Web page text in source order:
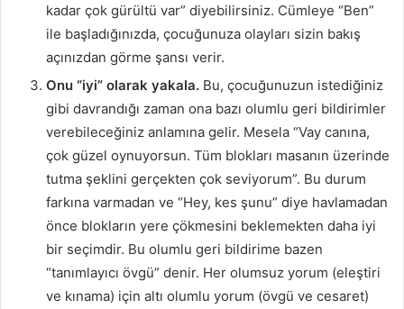
kadar çok gürültü var” diyebilirsiniz. Cümleye “Ben”
ile başladığınızda, çocuğunuza olayları sizin bakış
açınızdan görme şansı verir.
Onu “iyi” olarak yakala. Bu, çocuğunuzun istediğiniz
gibi davrandığı zaman ona bazı olumlu geri bildirimler
verebileceğiniz anlamına gelir. Mesela “Vay canına,
çok güzel oynuyorsun. Tüm blokları masanın üzerinde
tutma şeklini gerçekten çok seviyorum”. Bu durum
farkına varmadan ve “Hey, kes şunu” diye havlamadan
önce blokların yere çökmesini beklemekten daha iyi
bir seçimdir. Bu olumlu geri bildirime bazen
“tanımlayıcı övgü” denir. Her olumsuz yorum (eleştiri
ve kınama) için altı olumlu yorum (övgü ve cesaret)